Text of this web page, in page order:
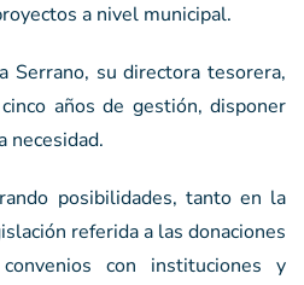
a nivel municipal.
Serrano, su directora tesorera,
años de gestión, disponer
necesidad.
posibilidades, tanto en la
referida a las donaciones
con instituciones y